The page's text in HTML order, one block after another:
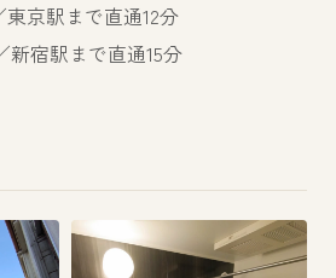
京駅まで直通12分
新宿駅まで直通15分